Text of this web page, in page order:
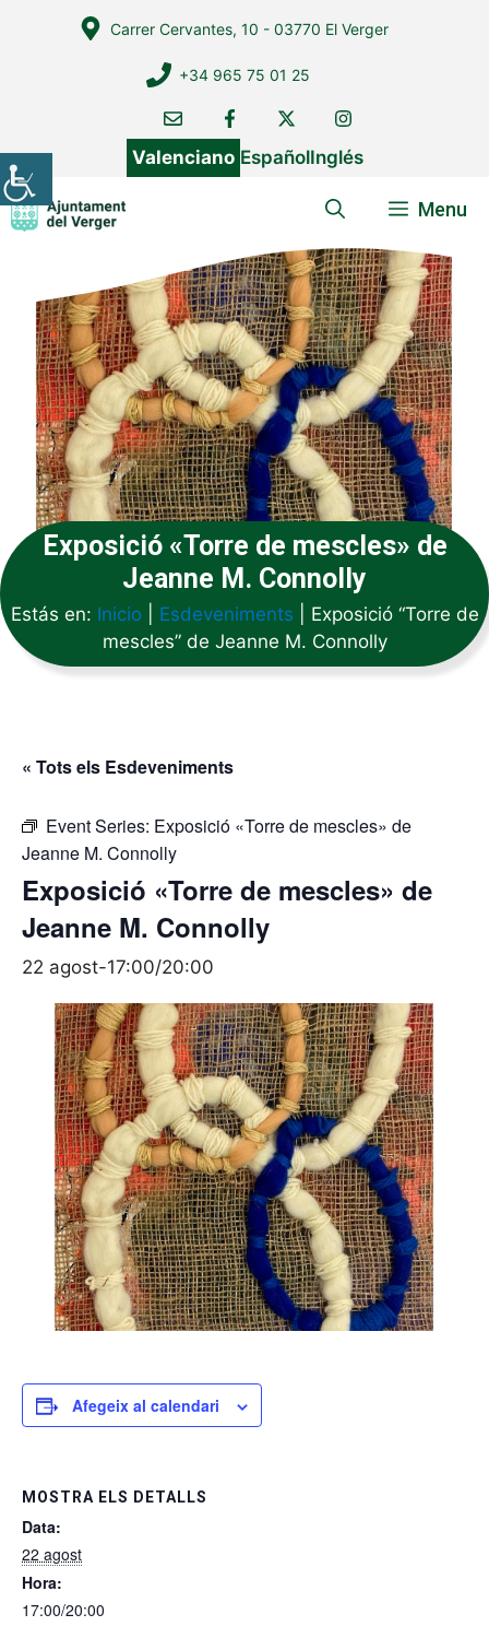
Carrer Cervantes, 10 - 03770 El Verger
+34 965 75 01 25
Valenciano EspañolInglés
Menu
Exposició «Torre de mescles» de
Jeanne M. Connolly
Estás en: Inicio| Esdeveniments
Exposició “Torre de
mescles” de Jeanne M. Connolly
« Tots els Esdeveniments
Event Series: Exposició «Torre de mescles» de
Jeanne M. Connolly
Exposició «Torre de mescles» de
Jeanne M. Connolly
22 agost-17:00/20:00
Afegeix al calendari
MOSTRA ELS DETALLS
Data:
22 agost
Hora:
17:00/20:00